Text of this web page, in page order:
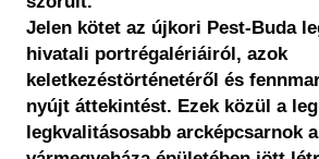
Jelen kötet az újkori Pest-Buda
hivatali portrégalériáiról, azok
keletkezéstörténetéről és
nyújt áttekintést. Ezek közül a
legkvalitásosabb arcképcsarnok